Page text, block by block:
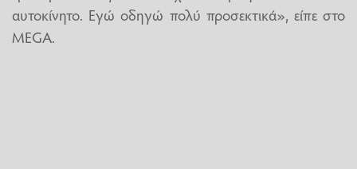
αυτοκίνητο. Εγώ οδηγώ πολύ προσεκτικά», είπε στο
MEGA.